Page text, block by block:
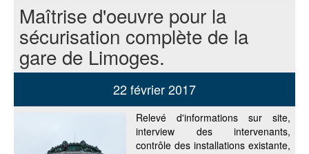
22 février 2017
Maîtrise d'oeuvre pour la
sécurisation complète de la
gare de Limoges.
Relevé d'informations sur site,
interview des intervenants,
contrôle des installations existante,